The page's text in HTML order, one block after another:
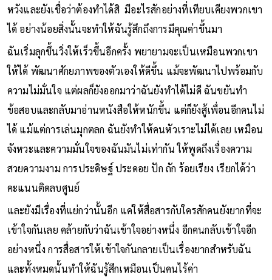
หวังและยังเชื่อว่าต้องทำได้สิ มีอะไรสักอย่างที่เทียบเคียงพวกเขา
ได้ อย่างน้อยสิ่งนั้นจะทำให้ฉันรู้สึกถึงการมีคุณค่าขึ้นมา
ฉันเริ่มลุกขึ้นวิ่งให้เร็วขึ้นอีกครั้ง พยายามจะเป็นเหมือนพวกเขา
ให้ได้ พัฒนาศักยภาพของตัวเองให้ดีขึ้น แม้จะพัฒนาไปพร้อมกับ
ความไม่มั่นใจ แต่ผลก็ยังออกมาว่าฉันยังทำได้ไม่ดี ฉันขยันทำ
ข้อสอบและกลับมาอ่านหนังสือให้หนักขึ้น แต่ก็ยังสู้เพื่อนอีกคนไม่
ได้ แม้แต่การเล่นมุกตลก ฉันยังทำให้คนหัวเราะไม่ได้เลย เหมือน
จังหวะและความมั่นใจของฉันมันไม่เท่ากัน ให้พูดถึงเรื่องความ
สวยความงาม การประดิษฐ์ ประดอย ปัก ถัก ร้อยเรียง เรียกได้ว่า
คะแนนติดลบศูนย์
และยังมีเรื่องที่แย่กว่านั้นอีก แค่ให้สื่อสารกับใครสักคนยังยากที่จะ
เข้าใจกันเลย คล้ายกับว่าฉันเข้าใจอย่างหนึ่ง อีกคนกลับเข้าใจอีก
อย่างหนึ่ง การสื่อสารให้เข้าใจกันกลายเป็นเรื่องยากสำหรับฉัน
และทั้งหมดนั้นทำให้ฉันรู้สึกเหมือนเป็นคนไร้ค่า